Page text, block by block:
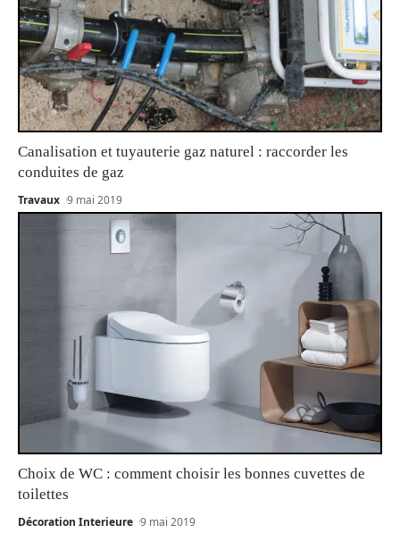
Canalisation et tuyauterie gaz naturel : raccorder les
conduites de gaz
Travaux 9 mai 2019
Choix de WC : comment choisir les bonnes cuvettes de
toilettes
Décoration Interieure 9 mai 2019